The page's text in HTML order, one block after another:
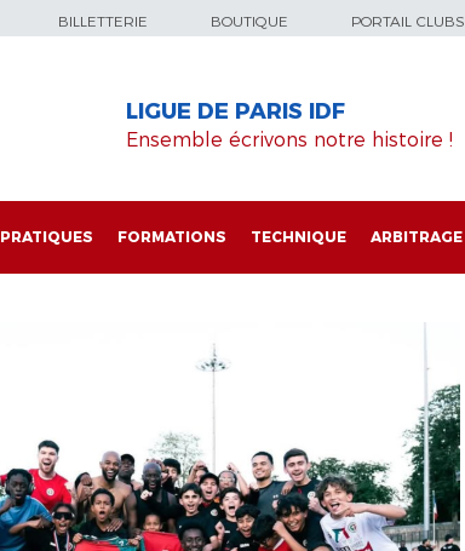
BILLETTERIE BOUTIQUE PORTAIL CLUBS
LIGUE DE PARIS IDF
Ensemble écrivons notre histoire !
PRATIQUES FORMATIONS TECHNIQUE ARBITRAGE